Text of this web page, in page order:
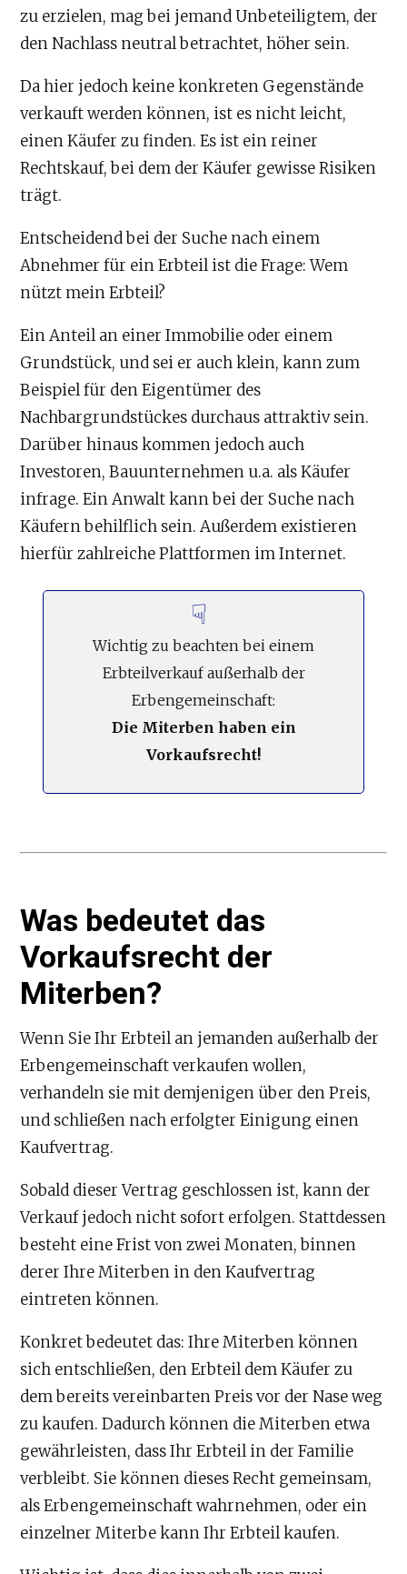
zu erzielen, mag bei jemand Unbeteiligtem, der
den Nachlass neutral betrachtet, höher sein.
Da hier jedoch keine konkreten Gegenstände
verkauft werden können, ist es nicht leicht,
einen Käufer zu finden. Es ist ein reiner
Rechtskauf, bei dem der Käufer gewisse Risiken
trägt.
Entscheidend bei der Suche nach einem
Abnehmer für ein Erbteil ist die Frage: Wem
nützt mein Erbteil?
Ein Anteil an einer Immobilie oder einem
Grundstück, und sei er auch klein, kann zum
Beispiel für den Eigentümer des
Nachbargrundstückes durchaus attraktiv sein.
Darüber hinaus kommen jedoch auch
Investoren, Bauunternehmen u.a. als Käufer
infrage. Ein Anwalt kann bei der Suche nach
Käufern behilflich sein. Außerdem existieren
hierfür zahlreiche Plattformen im Internet.
Wichtig zu beachten bei einem
Erbteilverkauf außerhalb der
Erbengemeinschaft:
Die Miterben haben ein
Vorkaufsrecht!
Was bedeutet das
Vorkaufsrecht der
Miterben?
Wenn Sie Ihr Erbteil an jemanden außerhalb der
Erbengemeinschaft verkaufen wollen,
verhandeln sie mit demjenigen über den Preis,
und schließen nach erfolgter Einigung einen
Kaufvertrag.
Sobald dieser Vertrag geschlossen ist, kann der
Verkauf jedoch nicht sofort erfolgen. Stattdessen
besteht eine Frist von zwei Monaten, binnen
derer Ihre Miterben in den Kaufvertrag
eintreten können.
Konkret bedeutet das: Ihre Miterben können
sich entschließen, den Erbteil dem Käufer zu
dem bereits vereinbarten Preis vor der Nase weg
zu kaufen. Dadurch können die Miterben etwa
gewährleisten, dass Ihr Erbteil in der Familie
verbleibt. Sie können dieses Recht gemeinsam,
als Erbengemeinschaft wahrnehmen, oder ein
einzelner Miterbe kann Ihr Erbteil kaufen.